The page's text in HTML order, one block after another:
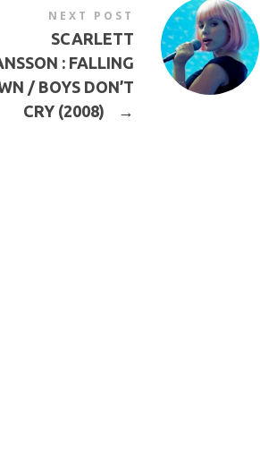
NEXT POST
SCARLETT
: FALLING
/ BOYS DON’T
CRY (2008)
→